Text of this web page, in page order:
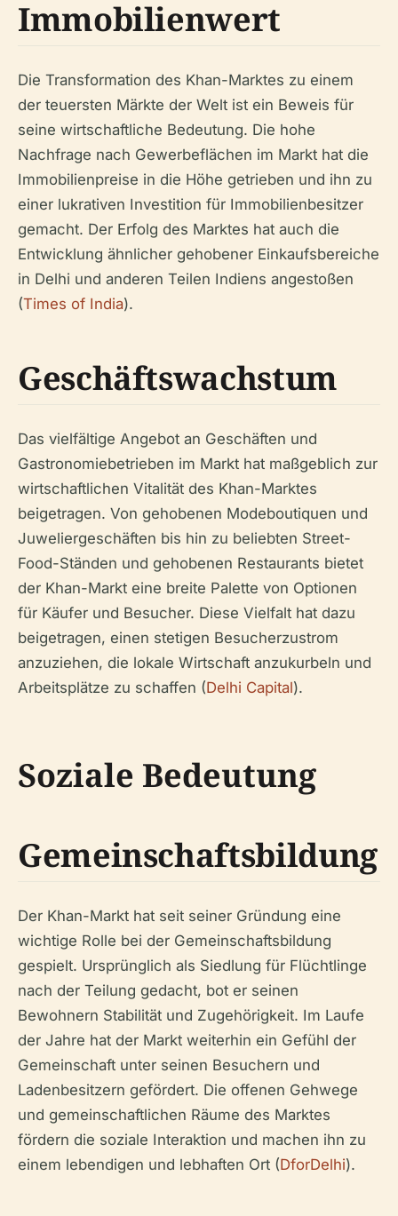
Immobilienwert
Die Transformation des Khan-Marktes zu einem
der teuersten Märkte der Welt ist ein Beweis für
seine wirtschaftliche Bedeutung. Die hohe
Nachfrage nach Gewerbeflächen im Markt hat die
Immobilienpreise in die Höhe getrieben und ihn zu
einer lukrativen Investition für Immobilienbesitzer
gemacht. Der Erfolg des Marktes hat auch die
Entwicklung ähnlicher gehobener Einkaufsbereiche
in Delhi und anderen Teilen Indiens angestoßen
(Times of India).
Geschäftswachstum
Das vielfältige Angebot an Geschäften und
Gastronomiebetrieben im Markt hat maßgeblich zur
wirtschaftlichen Vitalität des Khan-Marktes
beigetragen. Von gehobenen Modeboutiquen und
Juweliergeschäften bis hin zu beliebten Street-
Food-Ständen und gehobenen Restaurants bietet
der Khan-Markt eine breite Palette von Optionen
für Käufer und Besucher. Diese Vielfalt hat dazu
beigetragen, einen stetigen Besucherzustrom
anzuziehen, die lokale Wirtschaft anzukurbeln und
Arbeitsplätze zu schaffen (Delhi Capital).
Soziale Bedeutung
Gemeinschaftsbildung
Der Khan-Markt hat seit seiner Gründung eine
wichtige Rolle bei der Gemeinschaftsbildung
gespielt. Ursprünglich als Siedlung für Flüchtlinge
nach der Teilung gedacht, bot er seinen
Bewohnern Stabilität und Zugehörigkeit. Im Laufe
der Jahre hat der Markt weiterhin ein Gefühl der
Gemeinschaft unter seinen Besuchern und
Ladenbesitzern gefördert. Die offenen Gehwege
und gemeinschaftlichen Räume des Marktes
fördern die soziale Interaktion und machen ihn zu
einem lebendigen und lebhaften Ort (DforDelhi).